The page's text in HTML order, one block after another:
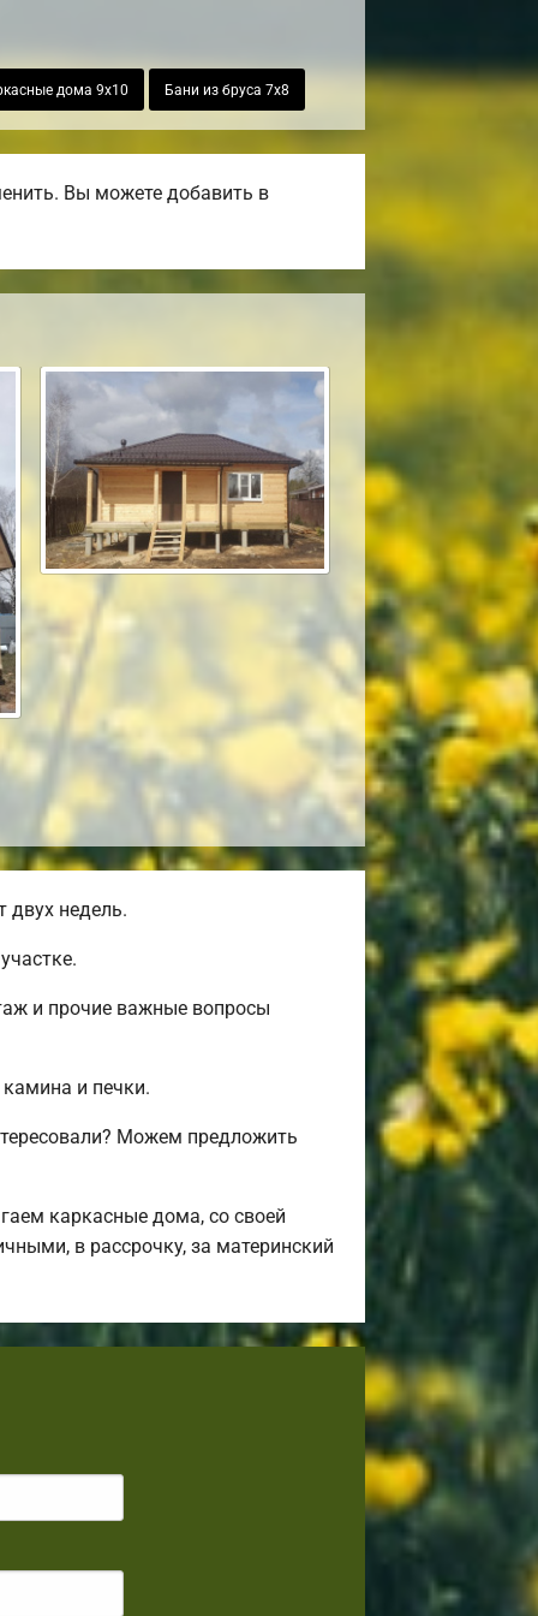
дома 9х10 Бани из бруса 7х8
Вы можете добавить в
двух недель.
и прочие важные вопросы
и печки.
Можем предложить
каркасные дома, со своей
в рассрочку, за материнский